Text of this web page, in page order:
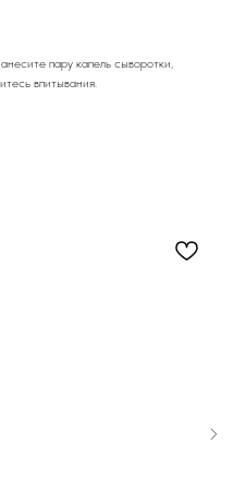
пару капель сыворотки,
впитывания.